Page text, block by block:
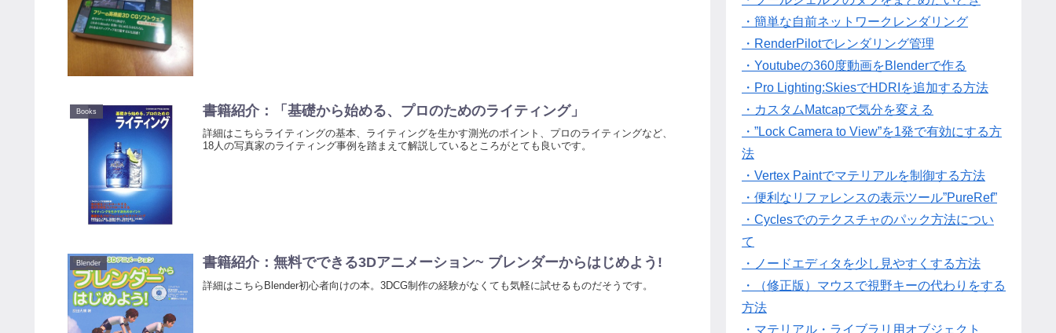
Books 書籍紹介：「基礎から始める、プロのためのライティング」
詳細はこちらライティングの基本、ライティングを生かす測光のポイント、プロのライティングなど、
18人の写真家のライティング事例を踏まえて解説しているところがとても良いです。
Blender 書籍紹介：無料でできる3Dアニメーション~ ブレンダーからはじめよう!
詳細はこちらBlender初心者向けの本。3DCG制作の経験がなくても気軽に試せるものだそうです。
・簡単な自前ネットワークレンダリング
・RenderPilotでレンダリング管理
・Youtubeの360度動画をBlenderで作る
・Pro Lighting:SkiesでHDRIを追加する方法
・カスタムMatcapで気分を変える
・”Lock Camera to View”を1発で有効にする方
法
・Vertex Paintでマテリアルを制御する方法
・便利なリファレンスの表示ツール”PureRef”
・Cyclesでのテクスチャのパック方法につい
て
・ノードエディタを少し見やすくする方法
・（修正版）マウスで視野キーの代わりをする
方法
・マテリアル・ライブラリ用オブジェクト